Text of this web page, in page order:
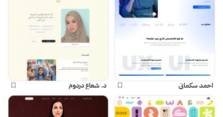
احمد سكماني د. شعاع دردوم